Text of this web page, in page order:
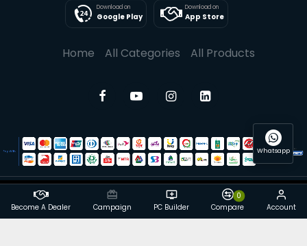
Download on
Google Play
Download on
App Store
Home All Categories All Products
© 2025 Trende| All rights reserved
Powered By: Trende
Become A Dealer Campaign PC Builder Compare
0
Account
Whatsapp